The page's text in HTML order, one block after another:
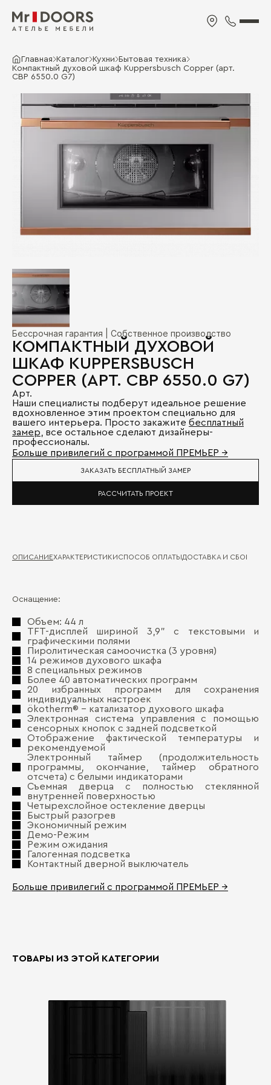
Главная Каталог Кухни
Бытовая техника
Компактный духовой шкаф Kuppersbusch Copper (арт.
CBP 6550.0 G7)
Бессрочная гарантия | Собственное производство
КОМПАКТНЫЙ ДУХОВОЙ
ШКАФ KUPPERSBUSCH
COPPER (АРТ. CBP 6550.0 G7)
Арт.
Наши специалисты подберут идеальное решение
вдохновленное этим проектом специально для
вашего интерьера. Просто закажите бесплатный
замер , все остальное сделают дизайнеры-
профессионалы.
Больше привилегий с программой ПРЕМЬЕР →
ЗАКАЗАТЬ БЕСПЛАТНЫЙ ЗАМЕР
РАССЧИТАТЬ ПРОЕКТ
ОПИСАНИЕХАРАКТЕРИСТИКИСПОСОБ ОПЛАТЫДОСТАВКА И СБОРКА
Оснащение:
Объем: 44 л
TFT-дисплей шириной 3,9" с текстовыми и
графическими полями
Пиролитическая самоочистка (3 уровня)
14 режимов духового шкафа
8 специальных режимов
Более 40 автоматических программ
20 избранных программ для сохранения
индивидуальных настроек
ökotherm® - катализатор духового шкафа
Электронная система управления с помощью
сенсорных кнопок с задней подсветкой
Отображение фактической температуры и
рекомендуемой
Электронный таймер (продолжительность
программы, окончание, таймер обратного
отсчета) с белыми индикаторами
Съемная дверца с полностью стеклянной
внутренней поверхностью
Четырехслойное остекление дверцы
Быстрый разогрев
Экономичный режим
Демо-Режим
Режим ожидания
Галогенная подсветка
Контактный дверной выключатель
Больше привилегий с программой ПРЕМЬЕР →
ТОВАРЫ ИЗ ЭТОЙ КАТЕГОРИИ